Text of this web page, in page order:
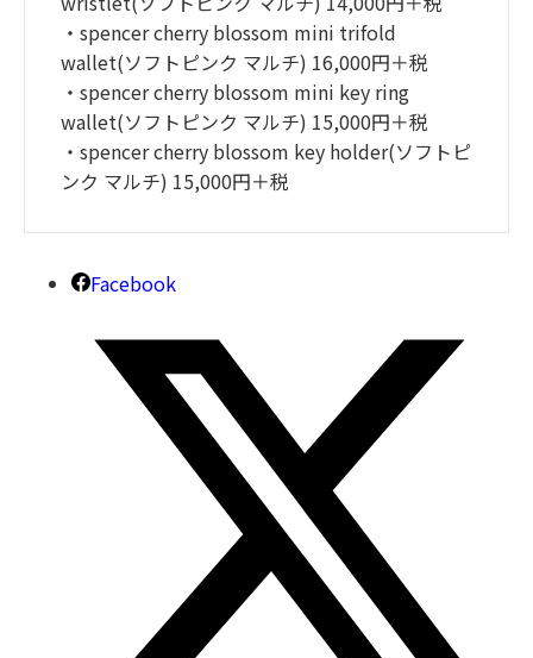
・spencer cherry blossom mini trifold
wallet(ソフトピンク マルチ) 16,000円＋税
・spencer cherry blossom mini key ring
wallet(ソフトピンク マルチ) 15,000円＋税
・spencer cherry blossom key holder(ソフトピ
ンク マルチ) 15,000円＋税
Facebook